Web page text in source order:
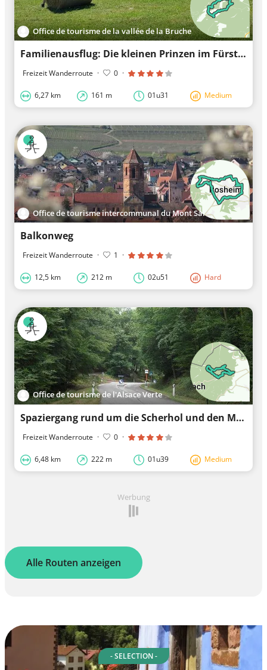
Office de tourisme de la vallée de la Bruche
Familienausflug: Die kleinen Prinzen im Fürstentum Salm
Freizeit Wanderroute · 0 ·
6,27 km 161 m 01u31 Medium
Office de tourisme intercommunal du Mont Sainte-Odile
Balkonweg
Freizeit Wanderroute · 1 ·
12,5 km 212 m 02u51 Hard
Office de tourisme de l'Alsace Verte
Spaziergang rund um die Scherhol und den Muehlenkopf
Freizeit Wanderroute · 0 ·
6,48 km 222 m 01u39 Medium
Werbung
Alle Routen anzeigen
- SELECTION -